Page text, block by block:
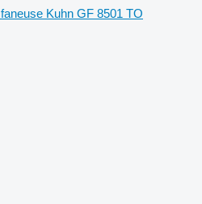
faneuse Kuhn GF 8501 TO